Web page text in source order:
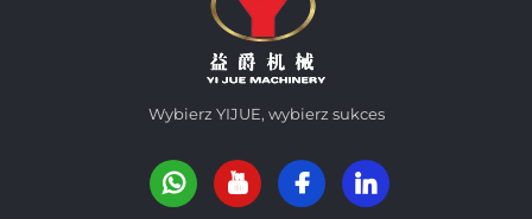
Wybierz YIJUE, wybierz sukces